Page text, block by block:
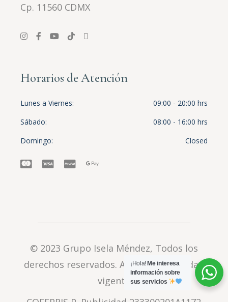
Cp. 11560 CDMX
Horarios de Atención
Lunes a Viernes
09:00 - 20:00 hrs
Sábado
08:00 - 16:00 hrs
Domingo
Closed
© 2023 Grupo Isela Méndez, Todos los
derechos reservados. Aviso de privacidad
vigente
¡Hola! Me interesa
información sobre
sus servicios